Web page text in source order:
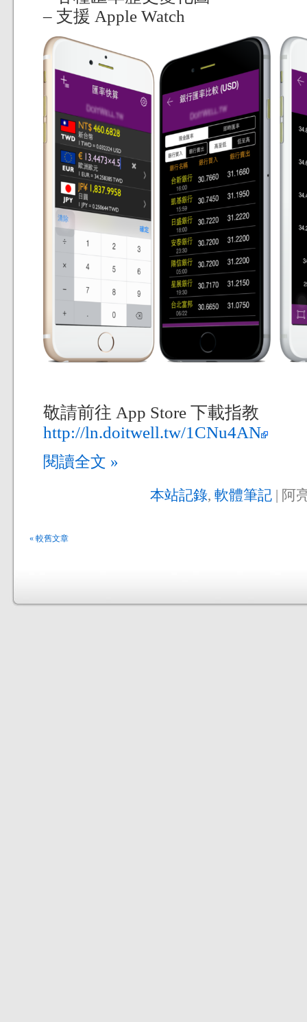
– 支援 Apple Watch
敬請前往 App Store 下載指教
http://ln.doitwell.tw/1CNu4AN
閱讀全文 »
本站記錄, 軟體筆記 | 阿
« 較舊文章